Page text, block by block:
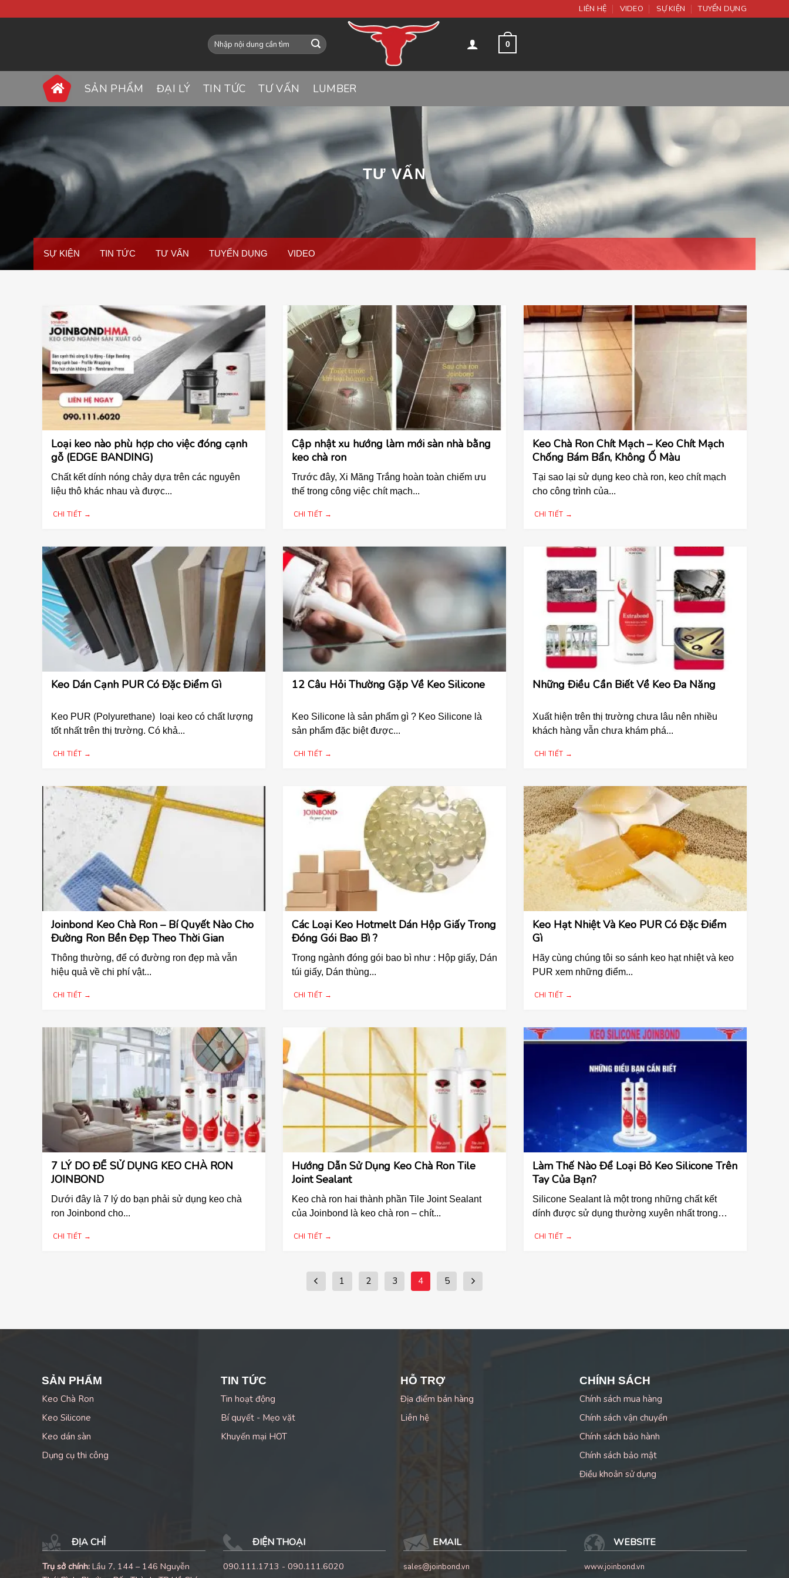
LIÊN HỆ VIDEO SỰ KIỆN TUYỂN DỤNG
0
SẢN PHẨM ĐẠI LÝ TIN TỨC TƯ VẤN LUMBER
TƯ VẤN
SỰ KIỆN TIN TỨC TƯ VẤN TUYỂN DỤNG VIDEO
Loại keo nào phù hợp cho việc đóng cạnh
gỗ (EDGE BANDING)
Chất kết dính nóng chảy dựa trên các nguyên
liệu thô khác nhau và được...
CHI TIẾT →
Cập nhật xu hướng làm mới sàn nhà bằng
keo chà ron
Trước đây, Xi Măng Trắng hoàn toàn chiếm ưu
thế trong công việc chít mạch...
CHI TIẾT →
Keo Chà Ron Chít Mạch – Keo Chít Mạch
Chống Bám Bẩn, Không Ố Màu
Tại sao lại sử dụng keo chà ron, keo chít mạch
cho công trình của...
CHI TIẾT →
Keo Dán Cạnh PUR Có Đặc Điểm Gì
Keo PUR (Polyurethane) loại keo có chất lượng
tốt nhất trên thị trường. Có khả...
CHI TIẾT →
12 Câu Hỏi Thường Gặp Về Keo Silicone
Keo Silicone là sản phẩm gì ? Keo Silicone là
sản phẩm đặc biệt được...
CHI TIẾT →
Những Điều Cần Biết Về Keo Đa Năng
Xuất hiện trên thị trường chưa lâu nên nhiều
khách hàng vẫn chưa khám phá...
CHI TIẾT →
Joinbond Keo Chà Ron – Bí Quyết Nào Cho
Đường Ron Bền Đẹp Theo Thời Gian
Thông thường, để có đường ron đẹp mà vẫn
hiệu quả về chi phí vật...
CHI TIẾT →
Các Loại Keo Hotmelt Dán Hộp Giấy Trong
Đóng Gói Bao Bì ?
Trong ngành đóng gói bao bì như : Hộp giấy, Dán
túi giấy, Dán thùng...
CHI TIẾT →
Keo Hạt Nhiệt Và Keo PUR Có Đặc Điểm
Gì
Hãy cùng chúng tôi so sánh keo hạt nhiệt và keo
PUR xem những điểm...
CHI TIẾT →
7 LÝ DO ĐỂ SỬ DỤNG KEO CHÀ RON
JOINBOND
Dưới đây là 7 lý do bạn phải sử dụng keo chà
ron Joinbond cho...
CHI TIẾT →
Hướng Dẫn Sử Dụng Keo Chà Ron Tile
Joint Sealant
Keo chà ron hai thành phần Tile Joint Sealant
của Joinbond là keo chà ron – chít...
CHI TIẾT →
Làm Thế Nào Để Loại Bỏ Keo Silicone Trên
Tay Của Bạn?
Silicone Sealant là một trong những chất kết
dính được sử dụng thường xuyên nhất trong
CHI TIẾT →
1 2 3 4 5
SẢN PHẨM
Keo Chà Ron
Keo Silicone
Keo dán sàn
Dụng cụ thi công
TIN TỨC
Tin hoạt động
Bí quyết - Mẹo vặt
Khuyến mại HOT
HỖ TRỢ
Địa điểm bán hàng
Liên hệ
CHÍNH SÁCH
Chính sách mua hàng
Chính sách vận chuyển
Chính sách bảo hành
Chính sách bảo mật
Điều khoản sử dụng
ĐỊA CHỈ
Trụ sở chính: Lầu 7, 144 – 146 Nguyễn
ĐIỆN THOẠI
090.111.1713 - 090.111.6020
EMAIL
sales@joinbond.vn
WEBSITE
www.joinbond.vn